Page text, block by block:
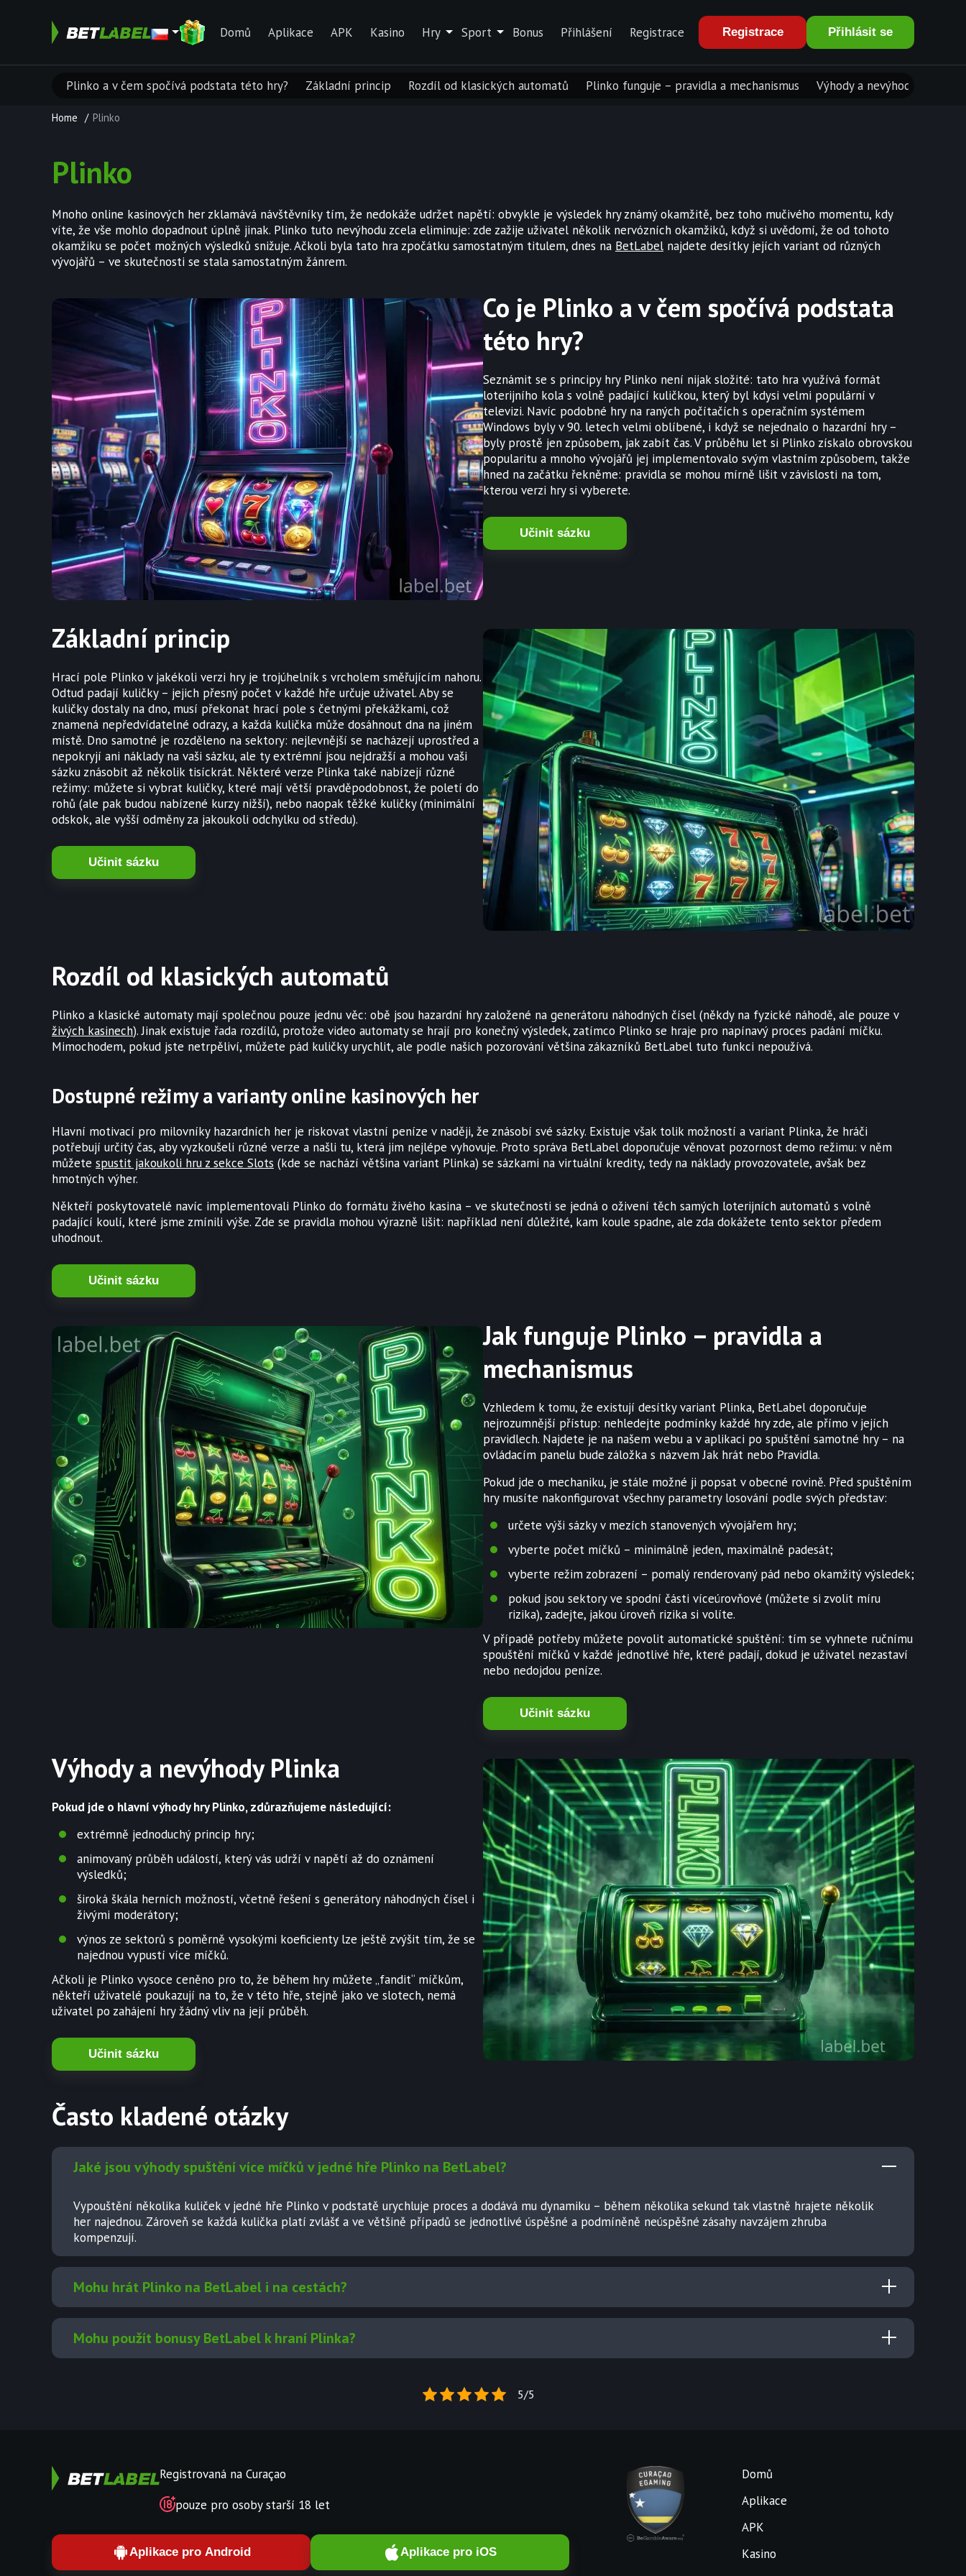
Domů Aplikace APK Kasino Hry Sport Bonus Přihlášení Registrace Registrace Přihlásit se
Plinko a v čem spočívá podstata této hry? Základní princip Rozdíl od klasických automatů Plinko funguje – pravidla a mechanismus Výhody a nevýhody Plinka
Home / Plinko
Plinko
Mnoho online kasinových her zklamává návštěvníky tím, že nedokáže udržet napětí: obvykle je výsledek hry známý okamžitě, bez toho mučivého momentu, kdy
víte, že vše mohlo dopadnout úplně jinak. Plinko tuto nevýhodu zcela eliminuje: zde zažije uživatel několik nervózních okamžiků, když si uvědomí, že od tohoto
okamžiku se počet možných výsledků snižuje. Ačkoli byla tato hra zpočátku samostatným titulem, dnes na BetLabel najdete desítky jejích variant od různých
vývojářů – ve skutečnosti se stala samostatným žánrem.
Co je Plinko a v čem spočívá podstata
této hry?
Seznámit se s principy hry Plinko není nijak složité: tato hra využívá formát
loterijního kola s volně padající kuličkou, který byl kdysi velmi populární v
televizi. Navíc podobné hry na raných počítačích s operačním systémem
Windows byly v 90. letech velmi oblíbené, i když se nejednalo o hazardní hry –
byly prostě jen způsobem, jak zabít čas. V průběhu let si Plinko získalo obrovskou
popularitu a mnoho vývojářů jej implementovalo svým vlastním způsobem, takže
hned na začátku řekněme: pravidla se mohou mírně lišit v závislosti na tom,
kterou verzi hry si vyberete.
Učinit sázku
Základní princip
Hrací pole Plinko v jakékoli verzi hry je trojúhelník s vrcholem směřujícím nahoru.
Odtud padají kuličky – jejich přesný počet v každé hře určuje uživatel. Aby se
kuličky dostaly na dno, musí překonat hrací pole s četnými překážkami, což
znamená nepředvídatelné odrazy, a každá kulička může dosáhnout dna na jiném
místě. Dno samotné je rozděleno na sektory: nejlevnější se nacházejí uprostřed a
nepokryjí ani náklady na vaši sázku, ale ty extrémní jsou nejdražší a mohou vaši
sázku znásobit až několik tisíckrát. Některé verze Plinka také nabízejí různé
režimy: můžete si vybrat kuličky, které mají větší pravděpodobnost, že poletí do
rohů (ale pak budou nabízené kurzy nižší), nebo naopak těžké kuličky (minimální
odskok, ale vyšší odměny za jakoukoli odchylku od středu).
Učinit sázku
Rozdíl od klasických automatů
Plinko a klasické automaty mají společnou pouze jednu věc: obě jsou hazardní hry založené na generátoru náhodných čísel (někdy na fyzické náhodě, ale pouze v
živých kasinech). Jinak existuje řada rozdílů, protože video automaty se hrají pro konečný výsledek, zatímco Plinko se hraje pro napínavý proces padání míčku.
Mimochodem, pokud jste netrpěliví, můžete pád kuličky urychlit, ale podle našich pozorování většina zákazníků BetLabel tuto funkci nepoužívá.
Dostupné režimy a varianty online kasinových her
Hlavní motivací pro milovníky hazardních her je riskovat vlastní peníze v naději, že znásobí své sázky. Existuje však tolik možností a variant Plinka, že hráči
potřebují určitý čas, aby vyzkoušeli různé verze a našli tu, která jim nejlépe vyhovuje. Proto správa BetLabel doporučuje věnovat pozornost demo režimu: v něm
můžete spustit jakoukoli hru z sekce Slots (kde se nachází většina variant Plinka) se sázkami na virtuální kredity, tedy na náklady provozovatele, avšak bez
hmotných výher.
Někteří poskytovatelé navíc implementovali Plinko do formátu živého kasina – ve skutečnosti se jedná o oživení těch samých loterijních automatů s volně
padající koulí, které jsme zmínili výše. Zde se pravidla mohou výrazně lišit: například není důležité, kam koule spadne, ale zda dokážete tento sektor předem
uhodnout.
Učinit sázku
Jak funguje Plinko – pravidla a
mechanismus
Vzhledem k tomu, že existují desítky variant Plinka, BetLabel doporučuje
nejrozumnější přístup: nehledejte podmínky každé hry zde, ale přímo v jejích
pravidlech. Najdete je na našem webu a v aplikaci po spuštění samotné hry – na
ovládacím panelu bude záložka s názvem Jak hrát nebo Pravidla.
Pokud jde o mechaniku, je stále možné ji popsat v obecné rovině. Před spuštěním
hry musíte nakonfigurovat všechny parametry losování podle svých představ:
určete výši sázky v mezích stanovených vývojářem hry;
vyberte počet míčků – minimálně jeden, maximálně padesát;
vyberte režim zobrazení – pomalý renderovaný pád nebo okamžitý výsledek;
pokud jsou sektory ve spodní části víceúrovňové (můžete si zvolit míru
rizika), zadejte, jakou úroveň rizika si volíte.
V případě potřeby můžete povolit automatické spuštění: tím se vyhnete ručnímu
spouštění míčků v každé jednotlivé hře, které padají, dokud je uživatel nezastaví
nebo nedojdou peníze.
Učinit sázku
Výhody a nevýhody Plinka
Pokud jde o hlavní výhody hry Plinko, zdůrazňujeme následující:
extrémně jednoduchý princip hry;
animovaný průběh událostí, který vás udrží v napětí až do oznámení
výsledků;
široká škála herních možností, včetně řešení s generátory náhodných čísel i
živými moderátory;
výnos ze sektorů s poměrně vysokými koeficienty lze ještě zvýšit tím, že se
najednou vypustí více míčků.
Ačkoli je Plinko vysoce ceněno pro to, že během hry můžete „fandit“ míčkům,
někteří uživatelé poukazují na to, že v této hře, stejně jako ve slotech, nemá
uživatel po zahájení hry žádný vliv na její průběh.
Učinit sázku
Často kladené otázky
Jaké jsou výhody spuštění více míčků v jedné hře Plinko na BetLabel?
Vypouštění několika kuliček v jedné hře Plinko v podstatě urychluje proces a dodává mu dynamiku – během několika sekund tak vlastně hrajete několik
her najednou. Zároveň se každá kulička platí zvlášť a ve většině případů se jednotlivé úspěšné a podmíněně neúspěšné zásahy navzájem zhruba
kompenzují.
Mohu hrát Plinko na BetLabel i na cestách?
Mohu použít bonusy BetLabel k hraní Plinka?
5/5
Registrovaná na Curaçao
pouze pro osoby starší 18 let
Aplikace pro Android Aplikace pro iOS
Domů
Aplikace
APK
Kasino